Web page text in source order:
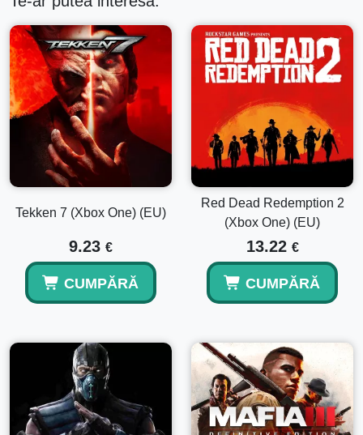
Tekken 7 (Xbox One) (EU)
9.23 €
CUMPĂRĂ
Red Dead Redemption 2
(Xbox One) (EU)
13.22 €
CUMPĂRĂ